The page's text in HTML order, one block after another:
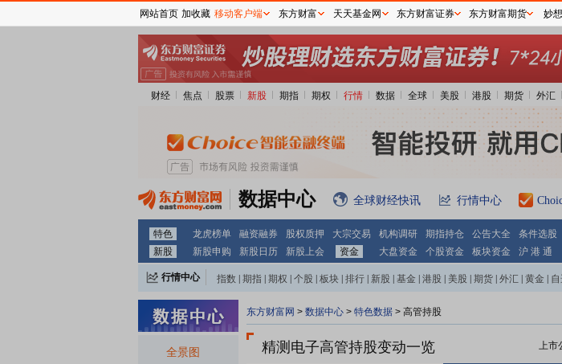
财经 焦点 股票 新股 期指 期权 行情 数据 全球 美股 港股 期货 外汇
数据中心 全球财经快讯 行情中心
特色 龙虎榜单 融资融券 股权质押 大宗交易 机构调研 期指持仓 公告大全 条件选股
新股
新股申购 新股日历 新股上会 资金 大盘资金 个股资金 板块资金 沪 港 通
行情中心 指数 期指 期权 个股 板块 排行 新股 基金 港股 美股 期货 外汇 黄金
全景图
东方财富网 > 数据中心 > 特色数据 > 高管持股
精测电子高管持股变动一览 上市
网站首页 加收藏 移动客户端 东方财富 天天基金网 东方财富证券 东方财富期货 妙想